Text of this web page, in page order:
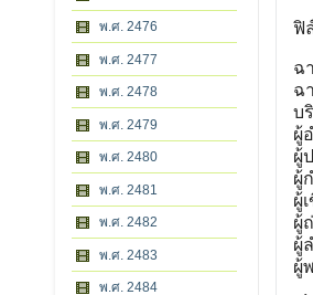
พ.ศ. 2476
พ.ศ. 2477
พ.ศ. 2478
พ.ศ. 2479
พ.ศ. 2480
พ.ศ. 2481
พ.ศ. 2482
พ.ศ. 2483
พ.ศ. 2484
ฟิ
ฉ
ฉ
บ
ผู้
ผู้
ผู้
ผู้
ผู้
ผู้
ผู้